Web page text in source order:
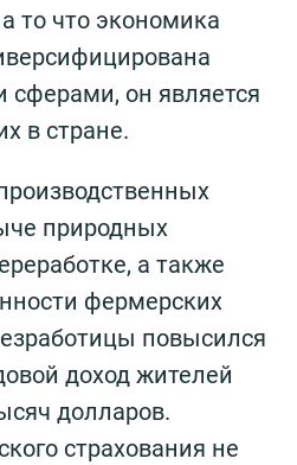
то что экономика
он является
в стране.
природных
а также
фермерских
повысился
доход жителей
долларов.
страхования не